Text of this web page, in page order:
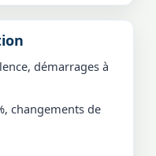
démarrages à
changements de